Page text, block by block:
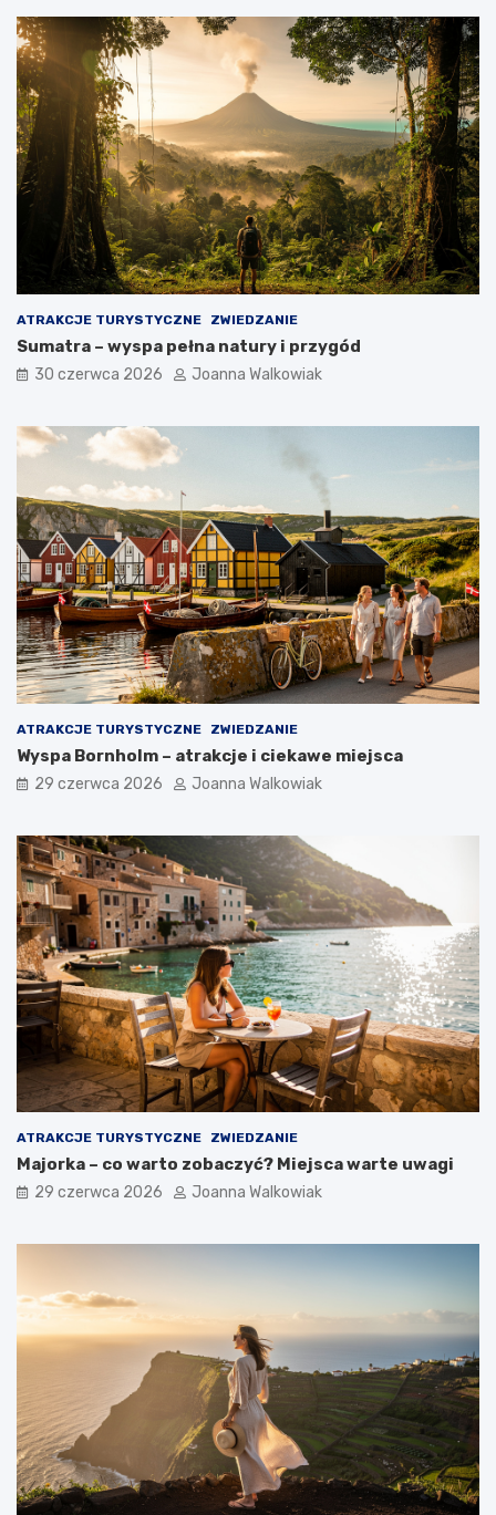
ATRAKCJE TURYSTYCZNE ZWIEDZANIE
Sumatra – wyspa pełna natury i przygód
30 czerwca 2026 Joanna Walkowiak
ATRAKCJE TURYSTYCZNE ZWIEDZANIE
Wyspa Bornholm – atrakcje i ciekawe miejsca
29 czerwca 2026 Joanna Walkowiak
ATRAKCJE TURYSTYCZNE ZWIEDZANIE
Majorka – co warto zobaczyć? Miejsca warte uwagi
29 czerwca 2026 Joanna Walkowiak